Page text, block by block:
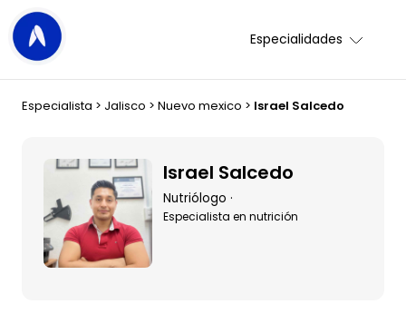
Especialidades
Especialista > Jalisco > Nuevo mexico > Israel Salcedo
Israel Salcedo
Nutriólogo ·
Especialista en nutrición